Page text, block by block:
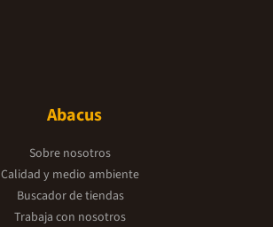
Abacus
Sobre nosotros
Calidad y medio ambiente
Buscador de tiendas
Trabaja con nosotros